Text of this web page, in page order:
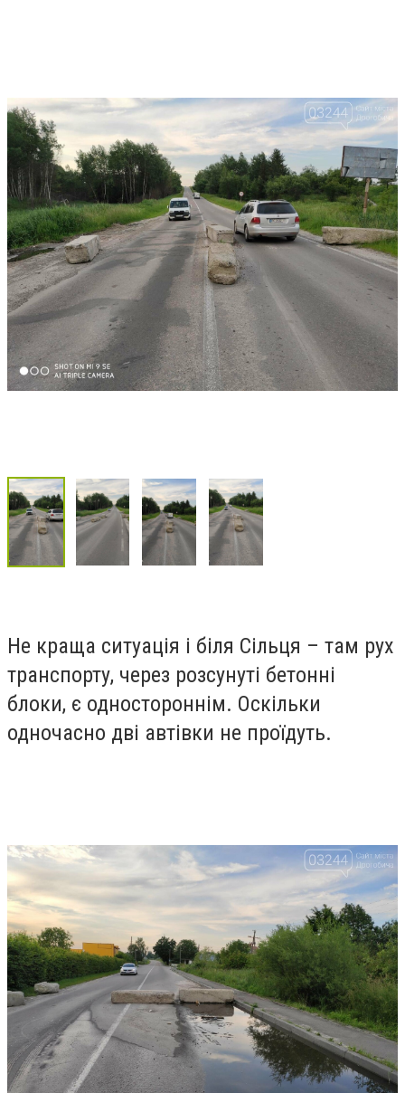
Не краща ситуація і біля Сільця – там рух
транспорту, через розсунуті бетонні
блоки, є одностороннім. Оскільки
одночасно дві автівки не проїдуть.